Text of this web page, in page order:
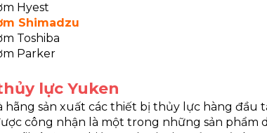
Hyest
Shimadzu
Toshiba
Parker
lực Yuken
hãng sản xuất các thiết bị thủy lực hàng đầu
công nhận là một trong những sản phẩm